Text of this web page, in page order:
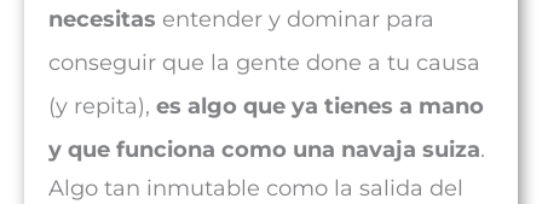
necesitas entender y dominar para
conseguir que la gente done a tu causa
(y repita), es algo que ya tienes a mano
y que funciona como una navaja suiza.
Algo tan inmutable como la salida del